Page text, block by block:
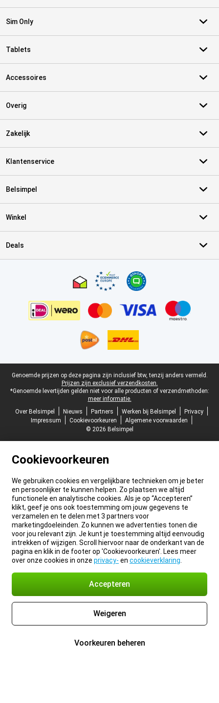
Sim Only
Tablets
Accessoires
Overig
Zakelijk
Klantenservice
Belsimpel
Winkel
Deals
Juridische voettekst
Genoemde prijzen op deze pagina zijn inclusief btw, tenzij anders vermeld.
Prijzen zijn exclusief verzendkosten.
*Genoemde levertijden gelden niet voor alle producten of verzendmethoden:
meer informatie.
Over Belsimpel
Nieuws Partners Werken bij Belsimpel
Privacy
Impressum
Cookievoorkeuren
Algemene voorwaarden
© 2026 Belsimpel
Cookievoorkeuren
We gebruiken cookies en vergelijkbare technieken om je beter
en persoonlijker te kunnen helpen. Zo plaatsen we altijd
functionele en analytische cookies. Als je op “Accepteren”
klikt, geef je ons ook toestemming om jouw gegevens te
verzamelen en te delen met 3 partners voor
marketingdoeleinden. Zo kunnen we advertenties tonen die
voor jou relevant zijn. Je kunt je toestemming altijd eenvoudig
intrekken of wijzigen. Scroll hiervoor naar de onderkant van de
pagina en klik in de footer op 'Cookievoorkeuren'. Lees meer
over onze cookies in onze privacy- en cookieverklaring
Accepteren
Weigeren
Voorkeuren beheren